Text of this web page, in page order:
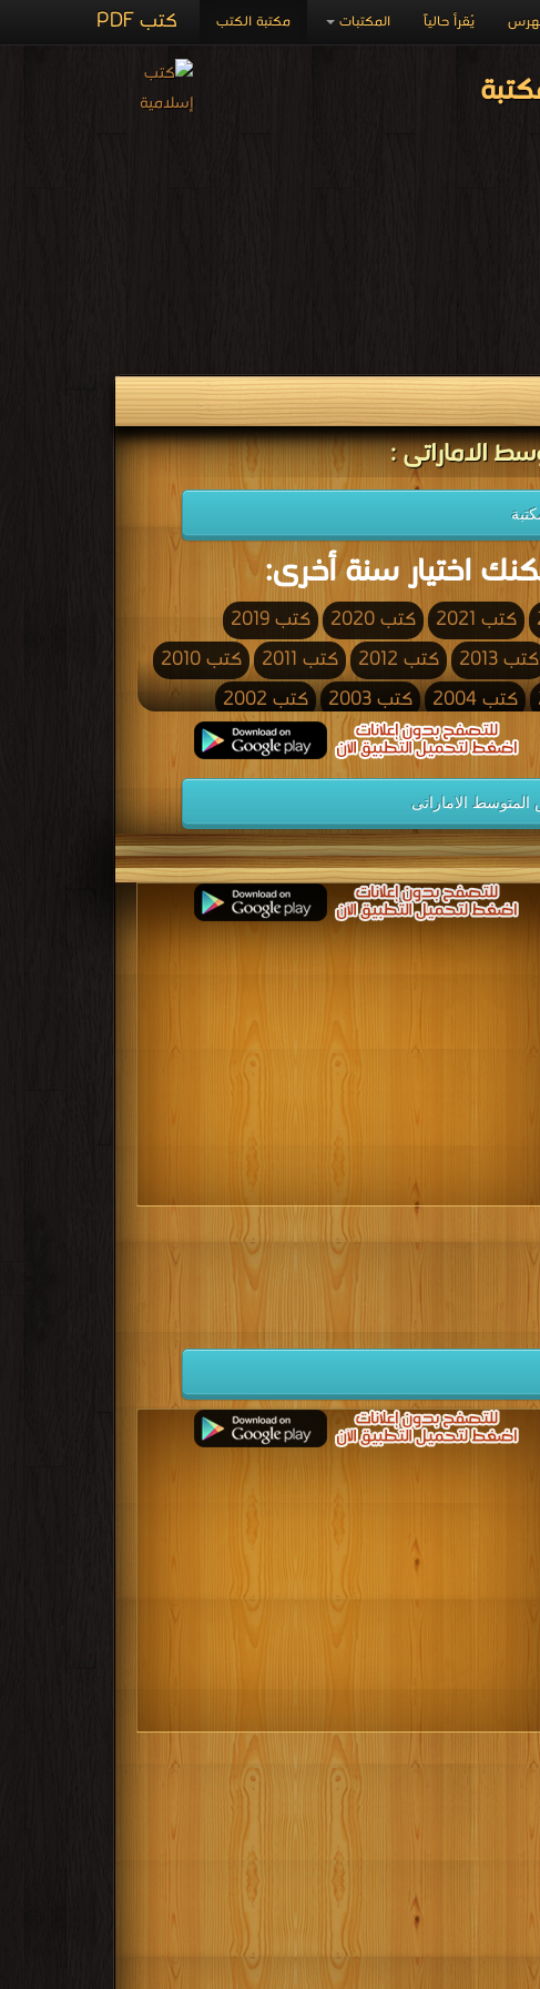
كتب PDF مكتبة الكتب المكتبات يُقرأ حالياً
الاماراتى :
اختيار سنة أخرى:
كتب 2021 كتب 2020
كتب 2019
كتب 2013 كتب 2012 كتب 2011
كتب 2010
كتب 2004 كتب 2003
كتب 2002
كتب 1996 كتب 1995 كتب 1994
كتب 1993
1987 كتب 1986 كتب 1985
كتب 1984
1978 كتب 1977 كتب 1976
كتب 1975
كتب 1968 كتب 1967
كتب 1966
كتب 1960 كتب 1959 كتب 1958
كتب 1957
1951 كتب 1950 كتب 1949
كتب 1948
كتب 1922
كتب 1921
كتب 1904
كتب 1903
الاماراتى